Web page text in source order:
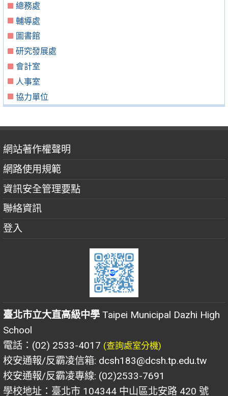
總務處
輔導處
圖書館
研究發展處
會計室
人事室
協力單位
網站著作權聲明
網路使用規範
資訊安全管理要點
聯絡資訊
登入
臺北市立大直高級中學 Taipei Municipal Dazhi High
School
電話：(02) 2533-4017 (查詢處室分機)
校安通報/反霸凌信箱: dcsh183@dcsh.tp.edu.tw
校安通報/反霸凌專線: (02)2533-7691
學校地址：臺北市 104344 中山區北安路 420 號